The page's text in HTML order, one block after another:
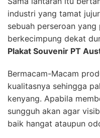
industri yang tamat
sebuah perseroan
berkecimpung dekat
Plakat Souvenir PT
Bermacam-Macam
kualitasnya sehingga
kenyang. Apabila
sungguh akan agar
baik hangat ataupun